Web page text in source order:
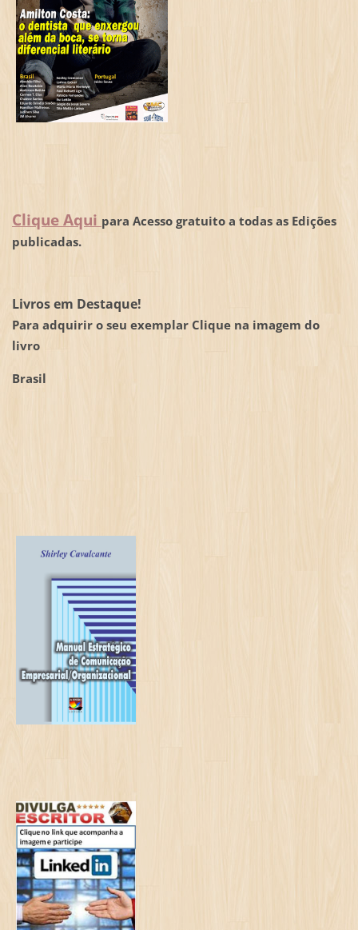
Clique Aqui para Acesso gratuito a todas as Edições
publicadas.
Livros em Destaque!
Para adquirir o seu exemplar Clique na imagem do
livro
Brasil